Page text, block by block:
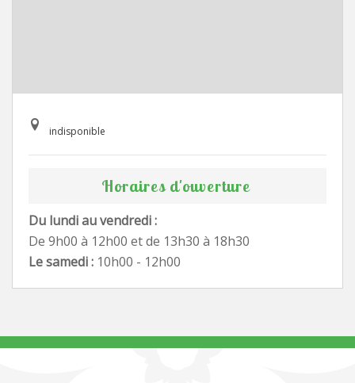
indisponible
Horaires d'ouverture
Du lundi au vendredi :
De 9h00 à 12h00 et de 13h30 à 18h30
Le samedi : 10h00 - 12h00